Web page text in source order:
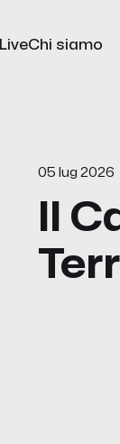
LiveChi siamo
05 lug 2026
Il